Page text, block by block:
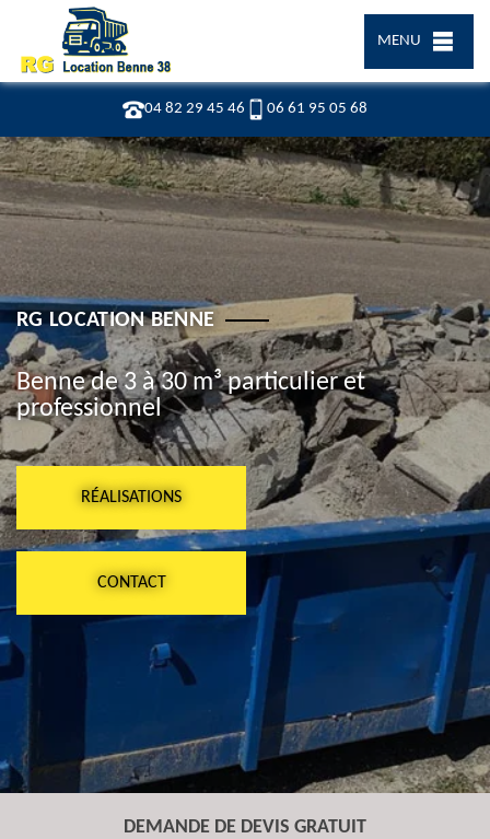
04 82 29 45 46 06 61 95 05 68
MENU
RG LOCATION BENNE
Benne de 3 à 30 m³ particulier et
professionnel
RÉALISATIONS
CONTACT
DEMANDE DE DEVIS GRATUIT